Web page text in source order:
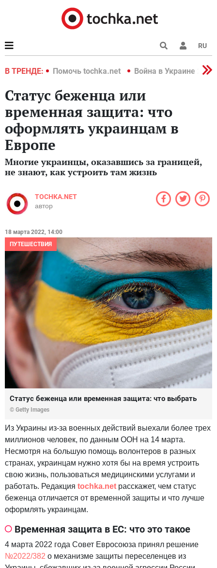
RU
В ТРЕНДЕ:
2022 Помочь tochka.net Война в Украине 2022
Статус беженца или
временная защита: что
оформлять украинцам в
Европе
Многие украинцы, оказавшись за границей,
не знают, как устроить там жизнь
TOCHKA.NET
автор
18 марта 2022, 14:00
ПУТЕШЕСТВИЯ
Статус беженца или временная защита: что выбрать
© Getty Images
Из Украины из-за военных действий выехали более трех
миллионов человек, по данным ООН на 14 марта.
Несмотря на большую помощь волонтеров в разных
странах, украинцам нужно хотя бы на время устроить
свою жизнь, пользоваться медицинскими услугами и
работать. Редакция tochka.net расскажет, чем статус
беженца отличается от временной защиты и что лучше
оформлять украинцам.
Временная защита в ЕС: что это такое
4 марта 2022 года Совет Евросоюза принял решение
№2022/382 о механизме защиты переселенцев из